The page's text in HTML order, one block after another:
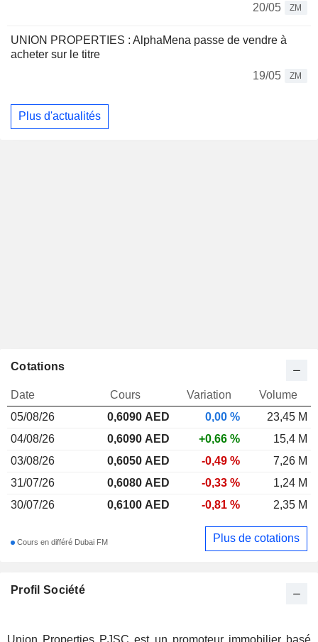
20/05
ZM
UNION PROPERTIES : AlphaMena passe de vendre à
acheter sur le titre
19/05
ZM
Plus d'actualités
Profil Société
Union Properties PJSC est un promoteur immobilier basé
Cotations
Date Cours Variation
Volume
05/08/26
0,6090 AED 0,00 %
23,45 M
04/08/26
0,6090 AED +0,66 %
15,4 M
03/08/26
0,6050 AED -0,49 %
7,26 M
31/07/26
0,6080 AED -0,33 %
1,24 M
30/07/26
0,6100 AED -0,81 % 2,35 M
Cours en différé Dubai FM Plus de cotations